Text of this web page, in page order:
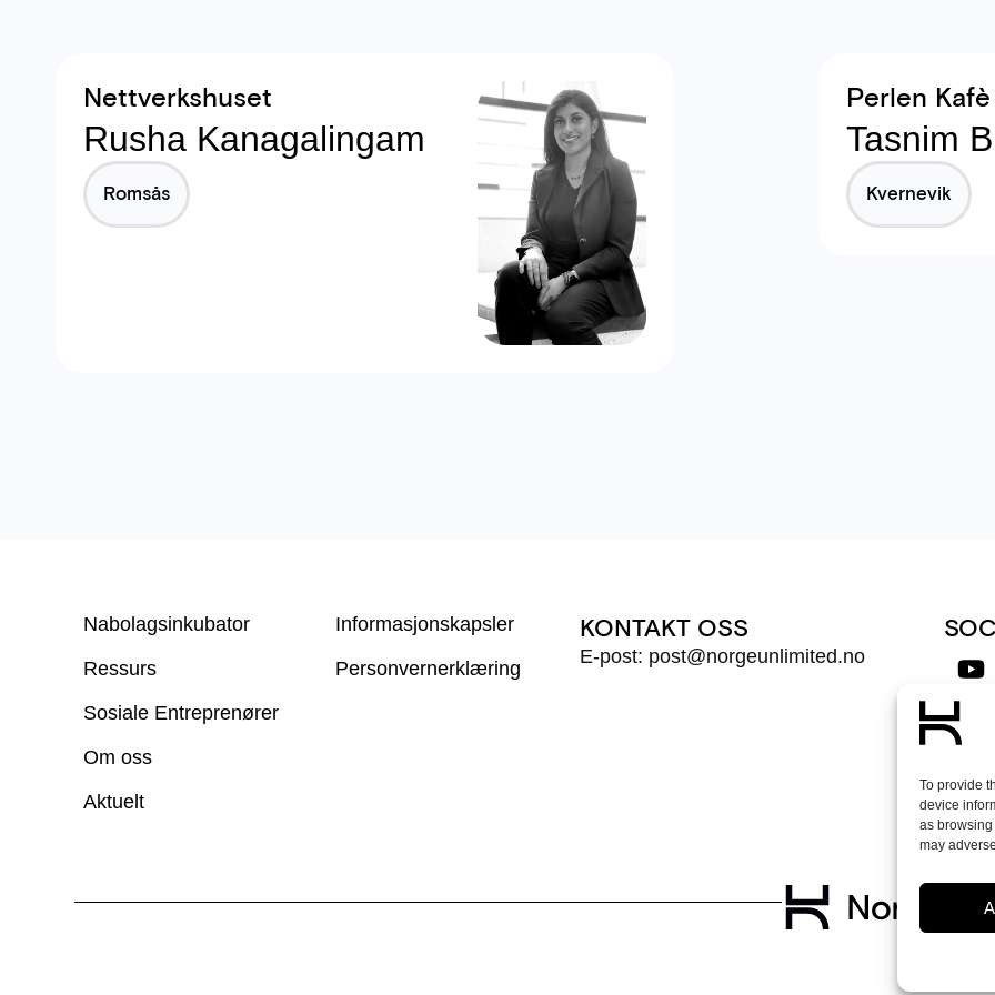
To provide
device
as
may
Nettverkshuset
Rusha Kanagalingam
Romsås
Perlen Kafè
Tasnim
Kvernevik
Nabolagsinkubator
Ressurs
Sosiale Entreprenører
Om oss
Aktuelt
Informasjonskapsler
Personvern­erklæring
KONTAKT OSS
E-post: post@norgeunlimited.no